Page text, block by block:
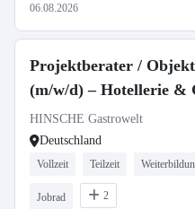
06.08.2026
Projektberater /
(m/w/d) – Hotellerie &
HINSCHE Gastrowelt
Deutschland
Vollzeit Teilzeit
Jobrad 2